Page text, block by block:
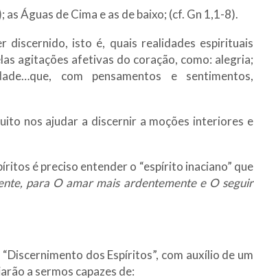
Águas de Cima e as de baixo; (cf. Gn 1,1-8).
discernido, isto é, quais realidades espirituais
agitações afetivas do coração, como: alegria;
com pensamentos e sentimentos,
nos ajudar a discernir a moções interiores e
é preciso entender o “espírito inaciano” que
para O amar mais ardentemente e O seguir
dos Espíritos”, com auxílio de um
a sermos capazes de: